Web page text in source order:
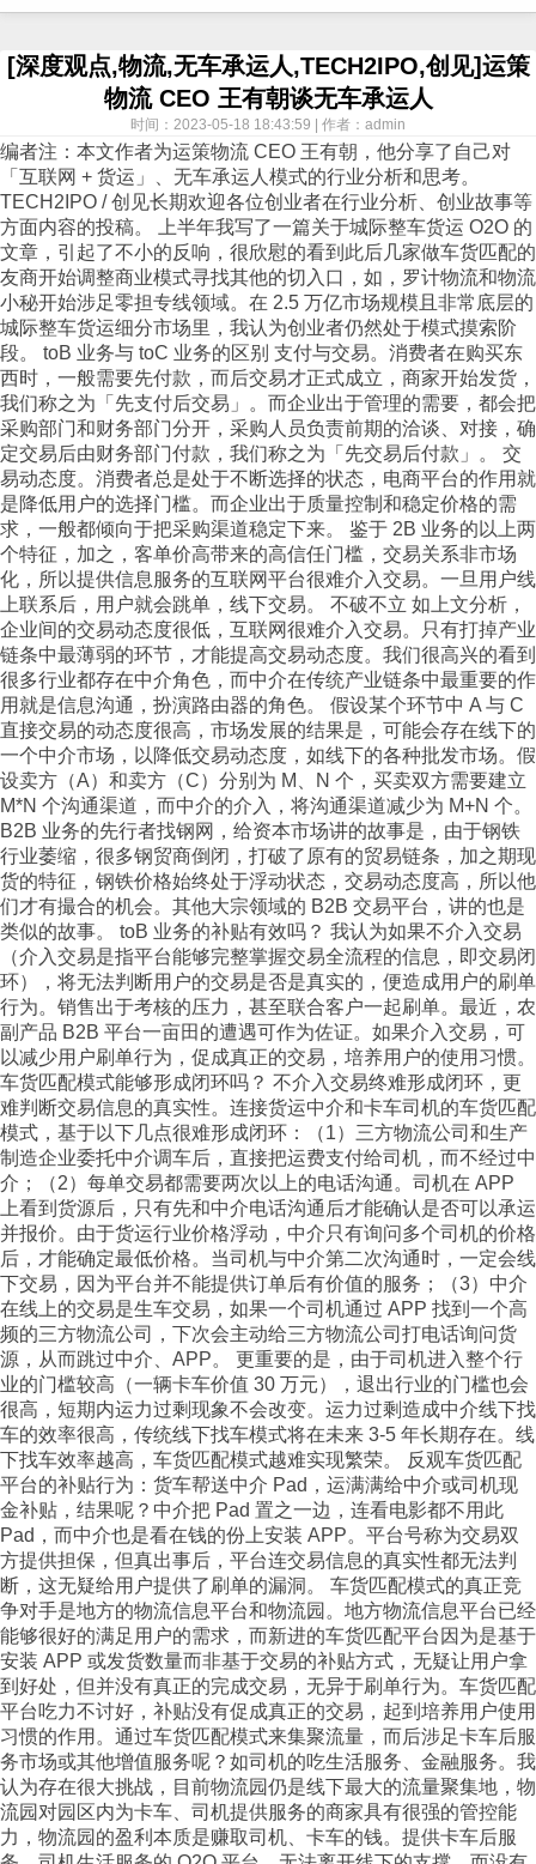
[深度观点,物流,无车承运人,TECH2IPO,创见]运策
物流 CEO 王有朝谈无车承运人
时间：2023-05-18 18:43:59 | 作者：admin
编者注：本文作者为运策物流 CEO 王有朝，他分享了自己对
「互联网 + 货运」、无车承运人模式的行业分析和思考。
TECH2IPO / 创见长期欢迎各位创业者在行业分析、创业故事等
方面内容的投稿。 上半年我写了一篇关于城际整车货运 O2O 的
文章，引起了不小的反响，很欣慰的看到此后几家做车货匹配的
友商开始调整商业模式寻找其他的切入口，如，罗计物流和物流
小秘开始涉足零担专线领域。在 2.5 万亿市场规模且非常底层的
城际整车货运细分市场里，我认为创业者仍然处于模式摸索阶
段。 toB 业务与 toC 业务的区别 支付与交易。消费者在购买东
西时，一般需要先付款，而后交易才正式成立，商家开始发货，
我们称之为「先支付后交易」。而企业出于管理的需要，都会把
采购部门和财务部门分开，采购人员负责前期的洽谈、对接，确
定交易后由财务部门付款，我们称之为「先交易后付款」。 交
易动态度。消费者总是处于不断选择的状态，电商平台的作用就
是降低用户的选择门槛。而企业出于质量控制和稳定价格的需
求，一般都倾向于把采购渠道稳定下来。 鉴于 2B 业务的以上两
个特征，加之，客单价高带来的高信任门槛，交易关系非市场
化，所以提供信息服务的互联网平台很难介入交易。一旦用户线
上联系后，用户就会跳单，线下交易。 不破不立 如上文分析，
企业间的交易动态度很低，互联网很难介入交易。只有打掉产业
链条中最薄弱的环节，才能提高交易动态度。我们很高兴的看到
很多行业都存在中介角色，而中介在传统产业链条中最重要的作
用就是信息沟通，扮演路由器的角色。 假设某个环节中 A 与 C
直接交易的动态度很高，市场发展的结果是，可能会存在线下的
一个中介市场，以降低交易动态度，如线下的各种批发市场。假
设卖方（A）和卖方（C）分别为 M、N 个，买卖双方需要建立
M*N 个沟通渠道，而中介的介入，将沟通渠道减少为 M+N 个。
B2B 业务的先行者找钢网，给资本市场讲的故事是，由于钢铁
行业萎缩，很多钢贸商倒闭，打破了原有的贸易链条，加之期现
货的特征，钢铁价格始终处于浮动状态，交易动态度高，所以他
们才有撮合的机会。其他大宗领域的 B2B 交易平台，讲的也是
类似的故事。 toB 业务的补贴有效吗？ 我认为如果不介入交易
（介入交易是指平台能够完整掌握交易全流程的信息，即交易闭
环），将无法判断用户的交易是否是真实的，便造成用户的刷单
行为。销售出于考核的压力，甚至联合客户一起刷单。最近，农
副产品 B2B 平台一亩田的遭遇可作为佐证。如果介入交易，可
以减少用户刷单行为，促成真正的交易，培养用户的使用习惯。
车货匹配模式能够形成闭环吗？ 不介入交易终难形成闭环，更
难判断交易信息的真实性。连接货运中介和卡车司机的车货匹配
模式，基于以下几点很难形成闭环：（1）三方物流公司和生产
制造企业委托中介调车后，直接把运费支付给司机，而不经过中
介；（2）每单交易都需要两次以上的电话沟通。司机在 APP
上看到货源后，只有先和中介电话沟通后才能确认是否可以承运
并报价。由于货运行业价格浮动，中介只有询问多个司机的价格
后，才能确定最低价格。当司机与中介第二次沟通时，一定会线
下交易，因为平台并不能提供订单后有价值的服务；（3）中介
在线上的交易是生车交易，如果一个司机通过 APP 找到一个高
频的三方物流公司，下次会主动给三方物流公司打电话询问货
源，从而跳过中介、APP。 更重要的是，由于司机进入整个行
业的门槛较高（一辆卡车价值 30 万元），退出行业的门槛也会
很高，短期内运力过剩现象不会改变。运力过剩造成中介线下找
车的效率很高，传统线下找车模式将在未来 3-5 年长期存在。线
下找车效率越高，车货匹配模式越难实现繁荣。 反观车货匹配
平台的补贴行为：货车帮送中介 Pad，运满满给中介或司机现
金补贴，结果呢？中介把 Pad 置之一边，连看电影都不用此
Pad，而中介也是看在钱的份上安装 APP。平台号称为交易双
方提供担保，但真出事后，平台连交易信息的真实性都无法判
断，这无疑给用户提供了刷单的漏洞。 车货匹配模式的真正竞
争对手是地方的物流信息平台和物流园。地方物流信息平台已经
能够很好的满足用户的需求，而新进的车货匹配平台因为是基于
安装 APP 或发货数量而非基于交易的补贴方式，无疑让用户拿
到好处，但并没有真正的完成交易，无异于刷单行为。车货匹配
平台吃力不讨好，补贴没有促成真正的交易，起到培养用户使用
习惯的作用。通过车货匹配模式来集聚流量，而后涉足卡车后服
务市场或其他增值服务呢？如司机的吃生活服务、金融服务。我
认为存在很大挑战，目前物流园仍是线下最大的流量聚集地，物
流园对园区内为卡车、司机提供服务的商家具有很强的管控能
力，物流园的盈利本质是赚取司机、卡车的钱。提供卡车后服